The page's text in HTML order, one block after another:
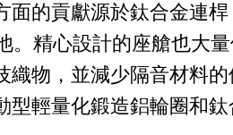
面的貢獻源於鈦合金連
。精心設計的座艙也大
織物，並減少隔音材料
型輕量化鍛造鋁輪圈和